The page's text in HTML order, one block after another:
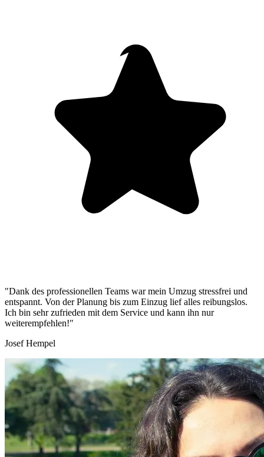
"Dank des professionellen Teams war mein Umzug stressfrei und
entspannt. Von der Planung bis zum Einzug lief alles reibungslos.
Ich bin sehr zufrieden mit dem Service und kann ihn nur
weiterempfehlen!"
Josef Hempel